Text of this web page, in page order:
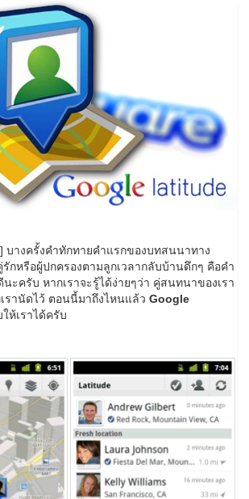
บางครั้งคำทักทายคำแรกของบทสนนาทาง
กหรือผู้ปกครองตามลูกเวลากลับบ้านดึกๆ คือคำ
ะครับ หากเราจะรู้ได้ง่ายๆว่า คู่สนทนาของเรา
รานัดไว้ ตอนนี้มาถึงไหนแล้ว Google
ห้เราได้ครับ